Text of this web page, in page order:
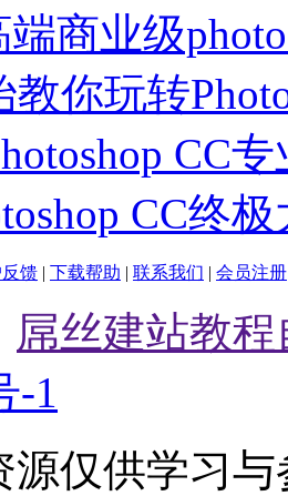
商业级
教你玩转
CC
CC终
馈 | 下载帮助 | 联系我们 | 会员注册
屌丝建站教
-1
源仅供学习